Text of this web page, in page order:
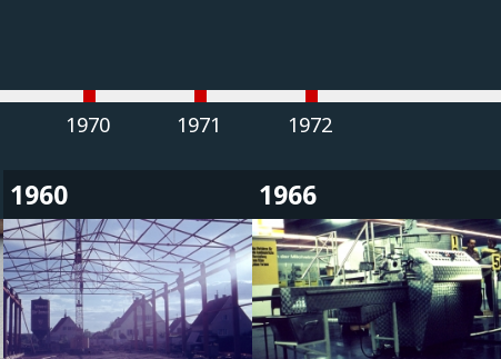
1970 1971 1972
1960 1966